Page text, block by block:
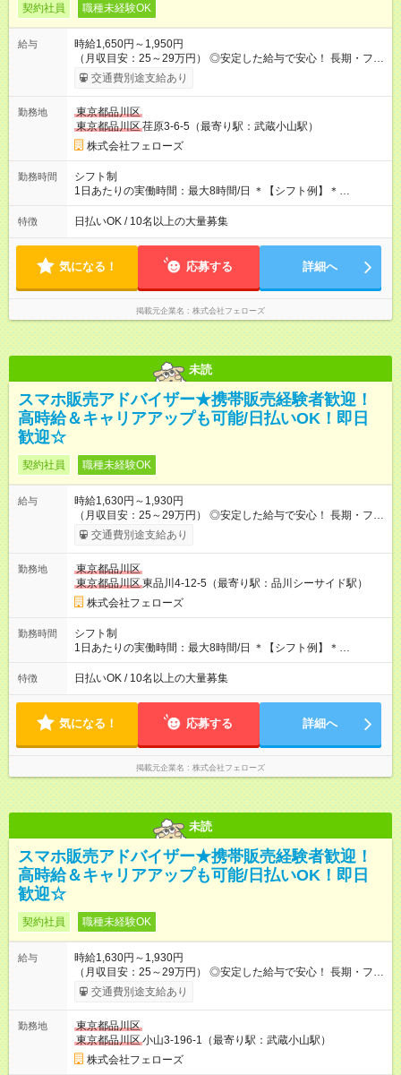
契約社員 職種未経験OK
給与
時給1,650円～1,950円
（月収目安：25～29万円） ◎安定した給与で安心！ 長期・フル
タイムで勤務いただける方にお越しいただきたいと思っていま
す。シフトが削られることはないので、安定した給与が入りま
たいという人もいると思います。このあたりは柔軟に対応する
ので、お気軽にご相談ください！ ※2ヶ月の試用期間がありま
す。その間の給与・待遇に変更はありません。 【試用期間】試
用期間あり 試用期間の長さ：2ヶ月 雇用形態、給与は本採用時
と同じです。
交通費別途支給あり
勤務地
東京都品川区
東京都品川区荏原3-6-5（最寄り駅：武蔵小山駅）
株式会社フェローズ
勤務時間
シフト制
1日あたりの実働時間：最大8時間/日 ＊【シフト例】＊
(1) 10:00～19:00 (2) 11:00～20:00 (3) 12:00～21:00 など ◎
いずれも実働8時間・休憩1時間です。中抜けシフトなどはあり
たい」などあれば相談に応じますのでおっしゃってください！
特徴 日払いOK / 10名以上の大量募集
気になる！ 応募する 詳細へ
掲載元企業名 株式会社フェローズ
未読
スマホ販売アドバイザー★携帯販売経験者歓迎！
高時給＆キャリアアップも可能/日払いOK！即日
歓迎☆
契約社員 職種未経験OK
給与
時給1,630円～1,930円
（月収目安：25～29万円） ◎安定した給与で安心！ 長期・フル
タイムで勤務いただける方にお越しいただきたいと思っていま
す。シフトが削られることはないので、安定した給与が入りま
たいという人もいると思います。このあたりは柔軟に対応する
ので、お気軽にご相談ください！ ※2ヶ月の試用期間がありま
す。その間の給与・待遇に変更はありません。 【試用期間】試
用期間あり 試用期間の長さ：2ヶ月 雇用形態、給与は本採用時
と同じです。
交通費別途支給あり
勤務地
東京都品川区
東京都品川区東品川4-12-5（最寄り駅：品川シーサイド駅）
株式会社フェローズ
勤務時間
シフト制
1日あたりの実働時間：最大8時間/日 ＊【シフト例】＊
(1) 10:00～19:00 (2) 11:00～20:00 (3) 12:00～21:00 など ◎
いずれも実働8時間・休憩1時間です。中抜けシフトなどはあり
たい」などあれば相談に応じますのでおっしゃってください！
特徴 日払いOK / 10名以上の大量募集
気になる！ 応募する 詳細へ
掲載元企業名 株式会社フェローズ
未読
スマホ販売アドバイザー★携帯販売経験者歓迎！
高時給＆キャリアアップも可能/日払いOK！即日
歓迎☆
契約社員 職種未経験OK
給与
時給1,630円～1,930円
（月収目安：25～29万円） ◎安定した給与で安心！ 長期・フル
タイムで勤務いただける方にお越しいただきたいと思っていま
す。シフトが削られることはないので、安定した給与が入りま
たいという人もいると思います。このあたりは柔軟に対応する
ので、お気軽にご相談ください！ ※2ヶ月の試用期間がありま
す。その間の給与・待遇に変更はありません。 【試用期間】試
用期間あり 試用期間の長さ：2ヶ月 雇用形態、給与は本採用時
交通費別途支給あり
勤務地
東京都品川区
東京都品川区小山3-196-1（最寄り駅：武蔵小山駅）
株式会社フェローズ